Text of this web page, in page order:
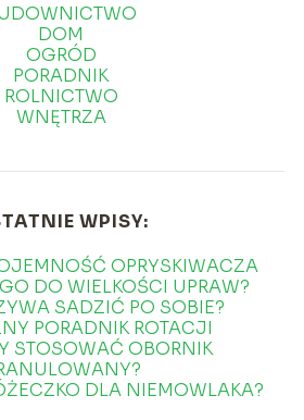
DOM
OGRÓD
PORADNIK
ROLNICTWO
WNĘTRZA
WPISY:
OPRYSKIWACZA
DO WIELKOŚCI UPRAW?
SADZIĆ PO SOBIE?
PORADNIK ROTACJI
STOSOWAĆ OBORNIK
DLA NIEMOWLAKA?